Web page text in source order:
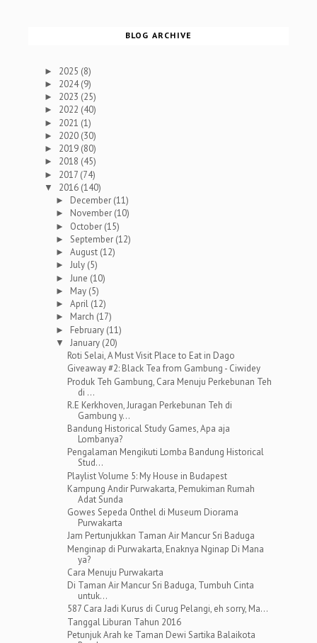
BLOG ARCHIVE
► 2025 (8)
► 2024(9)
► 2023 (25)
► 2022 (40)
► 2021 (1)
► 2020 (30)
► 2019 (80)
► 2018 (45)
► 2017 (74)
▼ 2016 (140)
► December (11)
► November (10)
► October (15)
► September (12)
►August (12)
►July (5)
► June (10)
► May (5)
►April (12)
► March (17)
► February (11)
▼ January (20)
Roti Selai, A Must Visit Place to Eat in Dago
Giveaway #2: Black Tea from Gambung - Ciwidey
Produk Teh Gambung, Cara Menuju Perkebunan Teh
di ...
R.E Kerkhoven, Juragan Perkebunan Teh di
Gambung y...
Bandung Historical Study Games, Apa aja
Lombanya?
Pengalaman Mengikuti Lomba Bandung Historical
Stud...
Playlist Volume 5: My House in Budapest
Kampung Andir Purwakarta, Pemukiman Rumah
Adat Sunda
Gowes Sepeda Onthel di Museum Diorama
Purwakarta
Jam Pertunjukkan Taman Air Mancur Sri Baduga
Menginap di Purwakarta, Enaknya Nginap Di Mana
ya?
Cara Menuju Purwakarta
Di Taman Air Mancur Sri Baduga, Tumbuh Cinta
untuk...
587 Cara Jadi Kurus di Curug Pelangi, eh sorry, Ma...
Tanggal Liburan Tahun 2016
Petunjuk Arah ke Taman Dewi Sartika Balaikota